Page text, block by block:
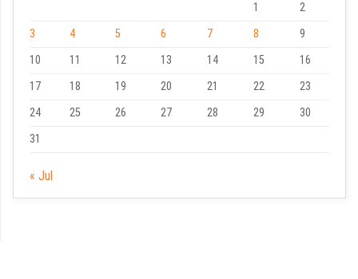
1
2
3
4 5 6 7 8
9
10
11 12 13 14 15
16
17
18 19 20 21 22
23
24
25 26 27 28 29
30
31
« Jul